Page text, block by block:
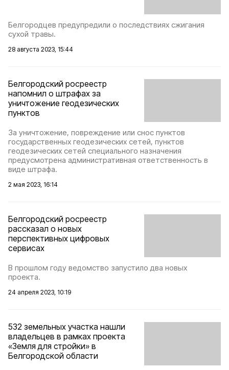
Белгородцев предупредили о последствиях сжигания
сухой травы.
28 августа 2023, 15:44
Белгородский росреестр
напомнил о штрафах за
уничтожение геодезических
пунктов
За уничтожение, повреждение или снос пунктов
государственных геодезических сетей, пунктов
геодезических сетей специального назначения
предусмотрена административная ответственность в
виде штрафа.
2 мая 2023, 16:14
Белгородский росреестр
рассказал о новых
перспективных цифровых
сервисах
В прошлом году ведомство запустило два новых
проекта.
24 апреля 2023, 10:19
532 земельных участка нашли
владельцев в рамках проекта
«Земля для стройки» в
Белгородской области